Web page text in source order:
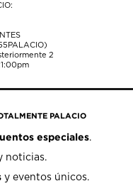
2
PALACIO
especiales.
noticias.
y eventos únicos.